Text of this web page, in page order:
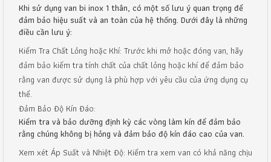
Khi sử dụng van bi inox 1 thân, có một số lưu ý quan trọng để
đảm bảo hiệu suất và an toàn của hệ thống. Dưới đây là những
điều cần lưu ý:
Kiểm Tra Chất Lỏng hoặc Khí: Trước khi mở hoặc đóng van, hãy
đảm bảo kiểm tra tính chất của chất lỏng hoặc khí để đảm bảo
rằng van được sử dụng là phù hợp với yêu cầu của ứng dụng cụ
thể.
Đảm Bảo Độ Kín Đáo:
Kiểm tra và bảo dưỡng định kỳ các vòng làm kín để đảm bảo
rằng chúng không bị hỏng và đảm bảo độ kín đáo cao của van.
Xem xét Áp Suất và Nhiệt Độ: Kiểm tra xem van có khả năng chịu